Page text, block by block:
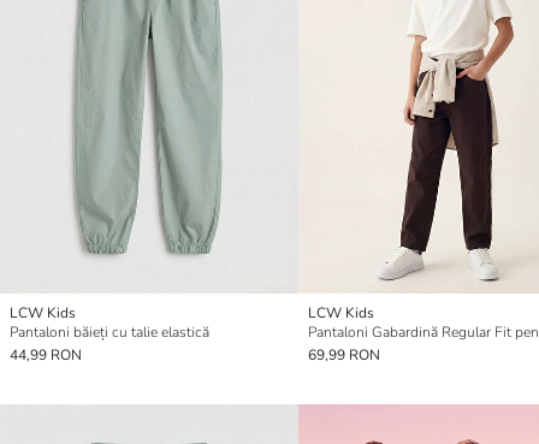
LCW Kids
Pantaloni băieți cu talie elastică
44,99 RON
LCW Kids
69,99 RON